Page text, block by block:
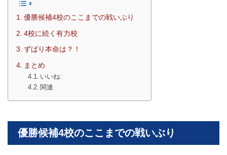
優勝候補4校のここまでの戦いぶり
4校に続く有力校
ずばり本命は？！
まとめ
いいね:
関連
優勝候補4校のここまでの戦いぶり